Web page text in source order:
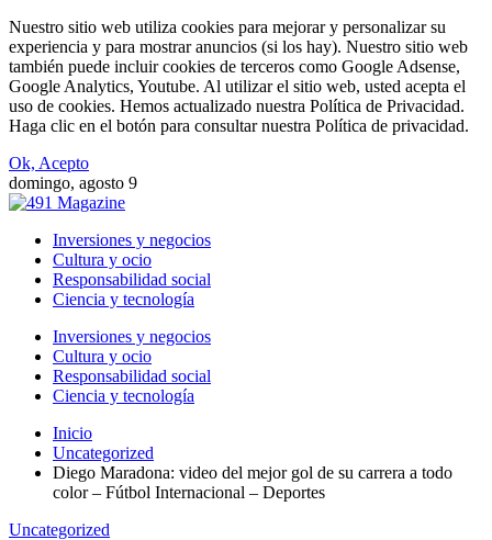
Nuestro sitio web utiliza cookies para mejorar y personalizar su
experiencia y para mostrar anuncios (si los hay). Nuestro sitio web
también puede incluir cookies de terceros como Google Adsense,
Google Analytics, Youtube. Al utilizar el sitio web, usted acepta el
uso de cookies. Hemos actualizado nuestra Política de Privacidad.
Haga clic en el botón para consultar nuestra Política de privacidad.
Ok, Acepto
domingo, agosto 9
Inversiones y negocios
Cultura y ocio
Responsabilidad social
Ciencia y tecnología
Inversiones y negocios
Cultura y ocio
Responsabilidad social
Ciencia y tecnología
Inicio
Uncategorized
Diego Maradona: video del mejor gol de su carrera a todo
color – Fútbol Internacional – Deportes
Uncategorized